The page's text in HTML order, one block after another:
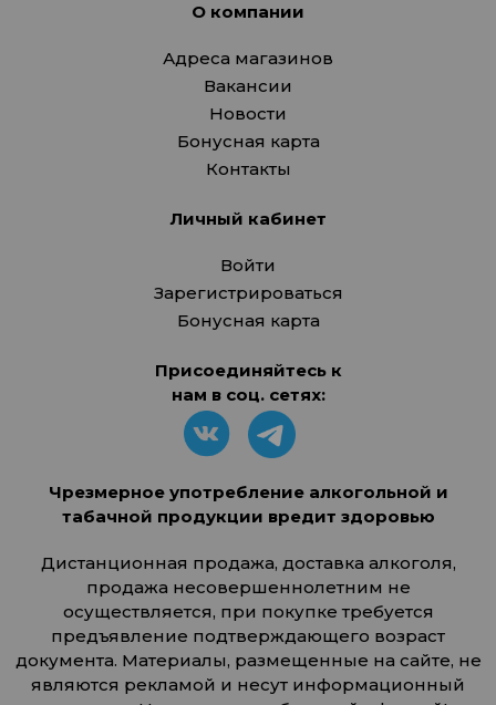
О компании
Адреса магазинов
Вакансии
Новости
Бонусная карта
Контакты
Личный кабинет
Войти
Зарегистрироваться
Бонусная карта
Присоединяйтесь к
нам в соц. сетях:
Чрезмерное употребление алкогольной и
табачной продукции вредит здоровью
Дистанционная продажа, доставка алкоголя,
продажа несовершеннолетним не
осуществляется, при покупке требуется
предъявление подтверждающего возраст
документа. Материалы, размещенные на сайте, не
являются рекламой и несут информационный